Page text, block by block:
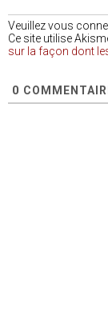
Veuillez vous
Ce site utilise
sur la façon dont
0